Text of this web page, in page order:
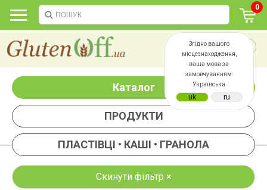
Згідно вашого
місцезнаходження,
ваша мова за
замовчуванням:
Українська
0
Каталог
ПРОДУКТИ
ПЛАСТІВЦІ • КАШІ • ГРАНОЛА
Скинути фільтр ×